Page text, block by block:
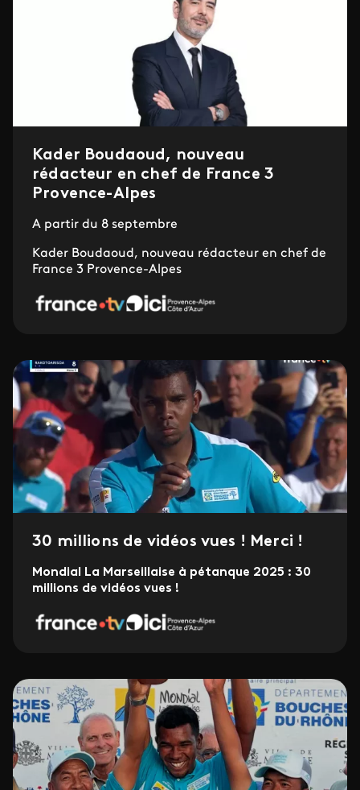
Kader Boudaoud, nouveau
rédacteur en chef de France 3
Provence-Alpes
A partir du 8 septembre
Kader Boudaoud, nouveau rédacteur en chef de
France 3 Provence-Alpes
30 millions de vidéos vues ! Merci !
Mondial La Marseillaise à pétanque 2025 : 30
millions de vidéos vues !